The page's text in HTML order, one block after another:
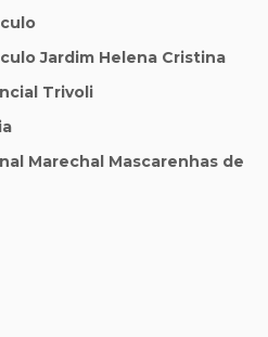
Jardim Helena Cristina
Trivoli
Marechal Mascarenhas de